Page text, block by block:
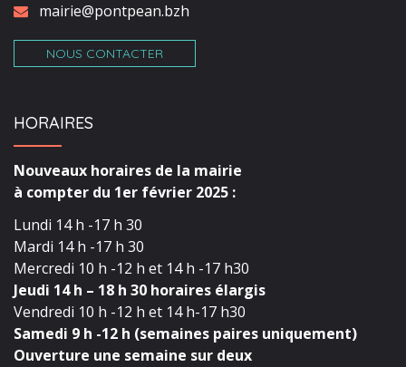
mairie@pontpean.bzh
NOUS CONTACTER
HORAIRES
Nouveaux horaires de la mairie
à compter du 1er février 2025 :
Lundi 14 h -17 h 30
Mardi 14 h -17 h 30
Mercredi 10 h -12 h et 14 h -17 h30
Jeudi 14 h – 18 h 30 horaires élargis
Vendredi 10 h -12 h et 14 h-17 h30
Samedi 9 h -12 h (semaines paires uniquement)
Ouverture une semaine sur deux